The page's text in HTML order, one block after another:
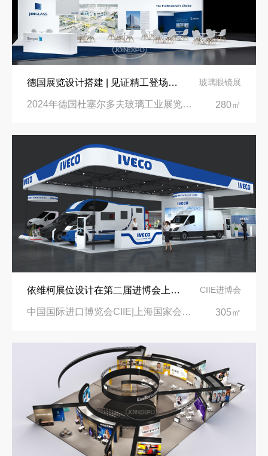
德国展览设计搭建 | 见证精工登场玻璃工业展览会 Glasstec 2024 玻璃眼镜展
2024年德国杜塞尔多夫玻璃工业展览会Glasstec|德国杜塞尔多夫会展中心 280㎡
依维柯展位设计在第二届进博会上吸引万千瞩目 CIIE进博会
中国国际进口博览会CIIE|上海国家会展中心 305㎡